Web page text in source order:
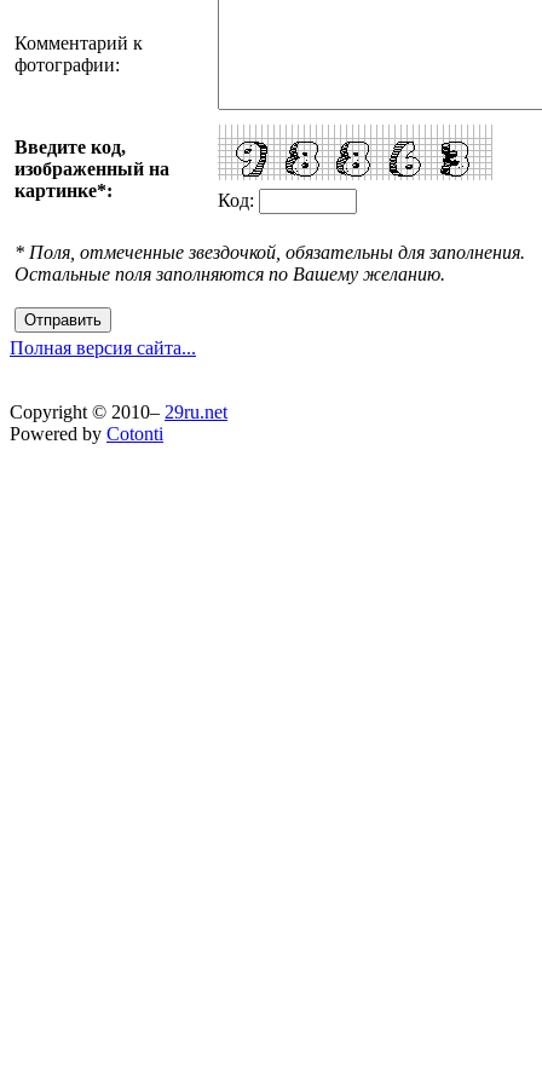
Комментарий к
фотографии:
Введите код,
изображенный на
картинке*:
Код:
* Поля, отмеченные звездочкой, обязательны для заполнения.
Остальные поля заполняются по Вашему желанию.
Отправить
Полная версия сайта...
Copyright © 2010– 29ru.net
Powered by Cotonti